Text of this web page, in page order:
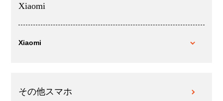
Xiaomi
Xiaomi
その他スマホ